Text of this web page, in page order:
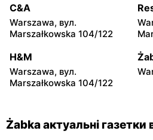
Grzybowska 4
Żabka
Żabka
Warszawa, вул. Prosta 2/14
C&A
Warszawa, вул.
Marszałkowska 104/122
H&M
Warszawa, вул.
Marszałkowska 104/122
Żabka актуальні газетки